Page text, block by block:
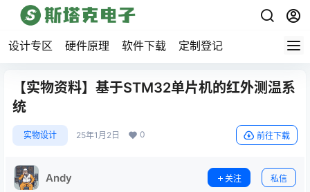
设计专区 硬件原理 软件下载 定制登记
【实物资料】基于STM32单片机的红外测温系
统
实物设计 25年1月2日 0 前往下载
Andy 关注 私信